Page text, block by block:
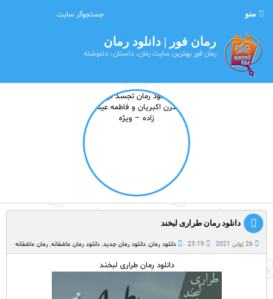
منو
رمان فور | دانلود رمان
رمان فور بهترین سایت رمان، داستان، دلنوشته
دانلود رمان طراری لبخند
26 ژوئن 2021 23:19 دانلود رمان, دانلود رمان جدید, دانلود رمان عاشقانه, رمان عاشقانه
دانلود رمان طراری لبخند